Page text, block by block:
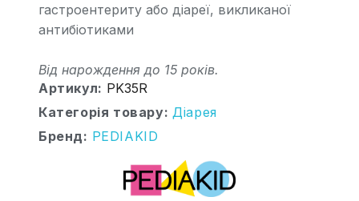
гастроентериту або діареї, викликаної
антибіотиками
Від нарождення до 15 років.
Артикул
PK35R
Категорія товару Діарея
Бренд
PEDIAKID